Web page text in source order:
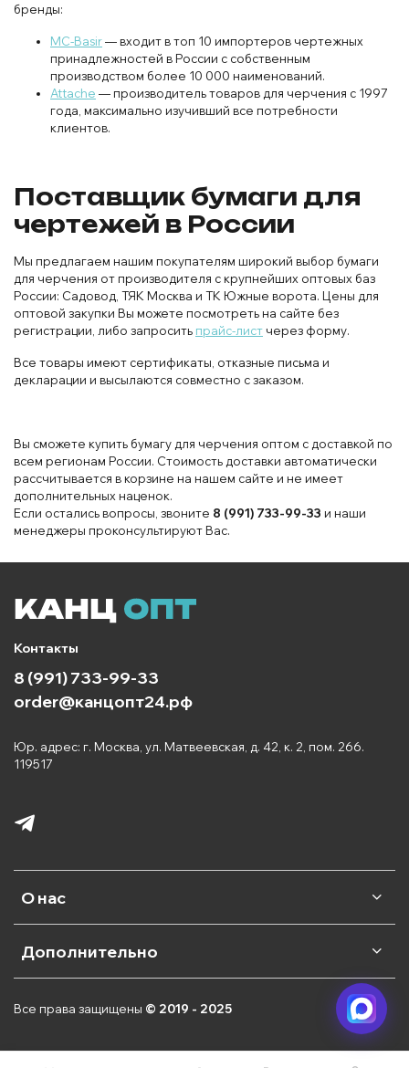
бренды:
MC-Basir— входит в топ 10 импортеров чертежных
принадлежностей в России с собственным
производством более 10 000 наименований.
Attache — производитель товаров для черчения с 1997
года, максимально изучивший все потребности
клиентов.
Поставщик бумаги для
чертежей в России
Мы предлагаем нашим покупателям широкий выбор бумаги
для черчения от производителя с крупнейших оптовых баз
России: Садовод, ТЯК Москва и ТК Южные ворота. Цены для
оптовой закупки Вы можете посмотреть на сайте без
регистрации, либо запросить прайс-лист через форму.
Все товары имеют сертификаты, отказные письма и
декларации и высылаются совместно с заказом.
Вы сможете купить бумагу для черчения оптом с доставкой по
всем регионам России. Стоимость доставки автоматически
рассчитывается в корзине на нашем сайте и не имеет
дополнительных наценок.
Если остались вопросы, звоните 8 (991) 733-99-33 и наши
менеджеры проконсультируют Вас.
О нас
Дополнительно
Контакты
8 (991) 733-99-33
order@канцопт24.рф
Юр. адрес: г. Москва, ул. Матвеевская, д. 42, к. 2, пом. 266.
119517
Все права защищены © 2019 - 2025